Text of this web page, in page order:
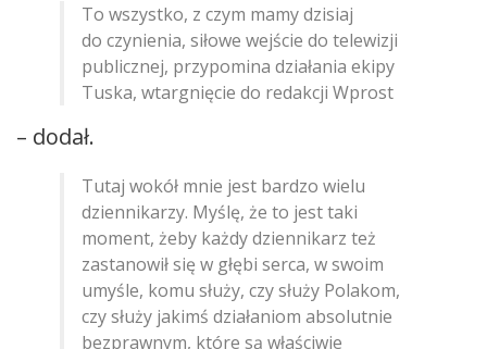
To wszystko, z czym mamy dzisiaj
do czynienia, siłowe wejście do telewizji
publicznej, przypomina działania ekipy
Tuska, wtargnięcie do redakcji Wprost
– dodał.
Tutaj wokół mnie jest bardzo wielu
dziennikarzy. Myślę, że to jest taki
moment, żeby każdy dziennikarz też
zastanowił się w głębi serca, w swoim
umyśle, komu służy, czy służy Polakom,
czy służy jakimś działaniom absolutnie
bezprawnym, które są właściwie